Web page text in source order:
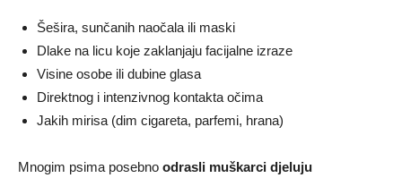
Šešira, sunčanih naočala ili maski
Dlake na licu koje zaklanjaju facijalne izraze
Visine osobe ili dubine glasa
Direktnog i intenzivnog kontakta očima
Jakih mirisa (dim cigareta, parfemi, hrana)
Mnogim psima posebno odrasli muškarci djeluju